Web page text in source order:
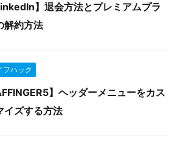
】退会方法とプレミアムプラ
解約方法
フハック
】ヘッダーメニューをカス
イズする方法